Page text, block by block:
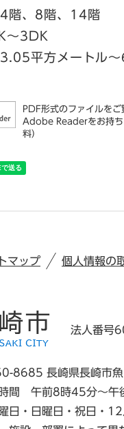
階、8階、14階
～3DK
平方メートル
PDF形式のファイルを
Adobe Readerをお持ち
料）
マップ 個人情報の
法人番号
8685 長崎県長崎市
間 午前8時45分～午
日・日曜日・祝日・